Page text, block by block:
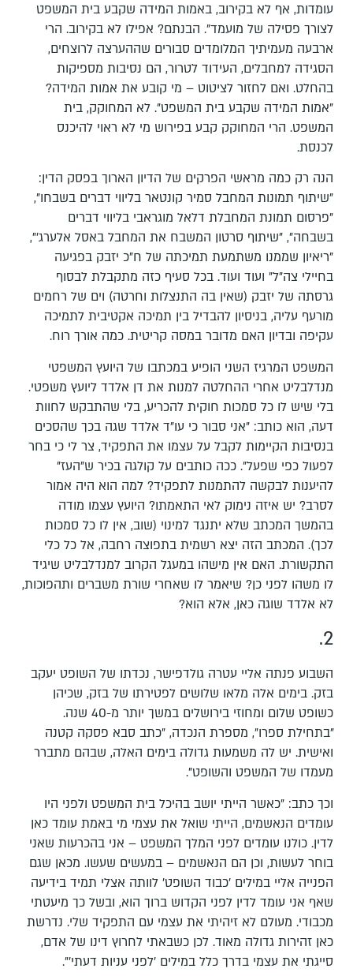
עומדות, אף לא בקירוב, באמות המידה שקבע בית המשפט
לצורך פסילה של מועמד". הבנתם? אפילו לא בקירוב. הרי
ארבעה מעמיתיך המלומדים סבורים שההערצה לרוצחים,
הסגידה למחבלים, העידוד לטרור, הם נסיבות מספיקות
בהחלט. ואם לחזור לציטוט – מי קובע את אמות המידה?
"אמות המידה שקבע בית המשפט". לא המחוקק, בית
המשפט. הרי המחוקק קבע בפירוש מי לא ראוי להיכנס
לכנסת.
הנה רק כמה מראשי הפרקים של הדיון הארוך בפסק הדין:
"שיתוף תמונות המחבל סמיר קונטאר בליווי דברים בשבחו",
"פרסום תמונת המחבלת דלאל מוגראבי בליווי דברים
בשבחה", "שיתוף סרטון המשבח את המחבל באסל אלערג'",
"ריאיון שממנו משתמעת תמיכתה של ח"כ יזבק בפגיעה
בחיילי צה"ל" ועוד ועוד. בכל סעיף כזה מתקבלת לבסוף
גרסתה של יזבק (שאין בה התנצלות וחרטה) וים של רחמים
מורעף עליה, בניסיון להבדיל בין תמיכה אקטיבית לתמיכה
עקיפה ובדיון האם מדובר במסה קריטית. כמה אורך רוח.
המשפט המרגיז השני הופיע במכתבו של היועץ המשפטי
מנדלבליט אחרי ההחלטה למנות את דן אלדד ליועץ משפטי.
בלי שיש לו כל סמכות חוקית להכריע, בלי שהתבקש לחוות
דעה, הוא כותב: "אני סבור כי עו"ד אלדד שגה בכך שהסכים
בנסיבות הקיימות לקבל על עצמו את התפקיד, צר לי כי בחר
לפעול כפי שפעל". ככה כותבים על קולגה בכיר ש"העז"
להיענות לבקשה להתמנות לתפקיד? למה הוא היה אמור
לסרב? יש איזה נימוק לאי התאמתו? היועץ עצמו מודה
בהמשך המכתב שלא יתנגד למינוי (שוב, אין לו כל סמכות
לכך). המכתב הזה יצא רשמית בתפוצה רחבה, אל כל כלי
התקשורת. האם אין מישהו במעגל הקרוב למנדלבליט שיגיד
לו משהו לפני כן? שיאמר לו שאחרי שורת משברים ותהפוכות,
לא אלדד שוגה כאן, אלא הוא?
2.
השבוע פנתה אליי עטרה גולדפישר, נכדתו של השופט יעקב
בזק. בימים אלה מלאו שלושים לפטירתו של בזק, שכיהן
כשופט שלום ומחוזי בירושלים במשך יותר מ-40 שנה.
"בתחילת ספרו", מספרת הנכדה, "כתב סבא פסקה קטנה
ואישית. יש לה משמעות גדולה בימים האלה, שבהם מתברר
מעמדו של המשפט והשופט".
וכך כתב: "כאשר הייתי יושב בהיכל בית המשפט ולפני היו
עומדים הנאשמים, הייתי שואל את עצמי מי באמת עומד כאן
לדין. כולנו עומדים לפני המלך המשפט – אני בהכרעות שאני
בוחר לעשות, וכן הם הנאשמים – במעשים שעשו. מכאן שגם
הפנייה אליי במילים 'כבוד השופט' לוותה אצלי תמיד בידיעה
שאף אני עומד לדין לפני הקדוש ברוך הוא, ובשל כך מיעטתי
מכבודי. מעולם לא זיהיתי את עצמי עם התפקיד שלי. נדרשת
כאן זהירות גדולה מאוד. לכן כשבאתי לחרוץ דינו של אדם,
סייגתי את עצמי בדרך כלל במילים 'לפני עניות דעתי'".